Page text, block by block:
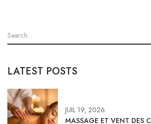
LATEST POSTS
JUIL 19, 2026
MASSAGE ET VENT DES